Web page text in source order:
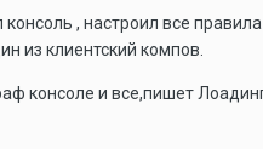
, настроил все
из клиентский компов.
консоле и все,пишет